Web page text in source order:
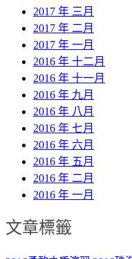
2017 年 三月
2017 年 二月
2017 年 一月
2016 年 十二月
2016 年 十一月
2016 年 九月
2016 年 八月
2016 年 七月
2016 年 六月
2016 年 五月
2016 年 二月
2016 年 一月
文章標籤